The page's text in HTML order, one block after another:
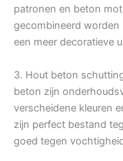
patronen en beton
gecombineerd
een meer decoratieve
3. Hout beton
beton zijn
verscheidene kleuren
zijn perfect bestand
goed tegen